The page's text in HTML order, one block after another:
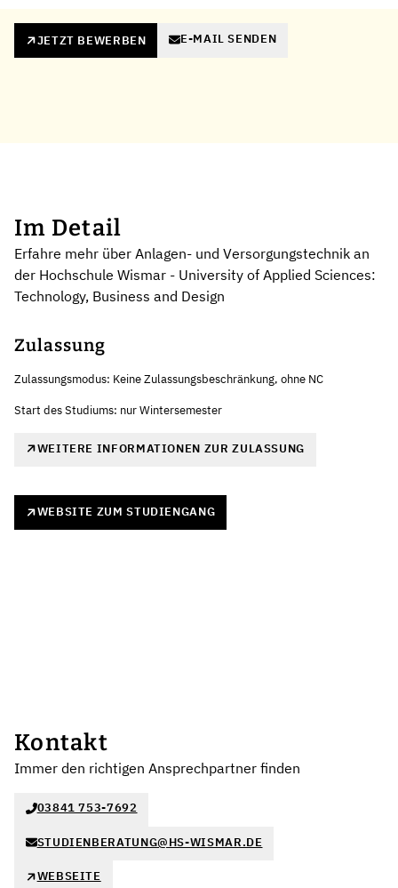
JETZT BEWERBEN E-MAIL SENDEN
Im Detail
Erfahre mehr über Anlagen- und Versorgungstechnik an
der Hochschule Wismar - University of Applied Sciences:
Technology, Business and Design
Zulassung
Zulassungsmodus: Keine Zulassungsbeschränkung, ohne NC
Start des Studiums: nur Wintersemester
WEITERE INFORMATIONEN ZUR ZULASSUNG
WEBSITE ZUM STUDIENGANG
Kontakt
Immer den richtigen Ansprechpartner finden
03841 753-7692
STUDIENBERATUNG@HS-WISMAR.DE
WEBSEITE